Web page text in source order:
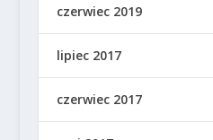
czerwiec 2019
lipiec 2017
czerwiec 2017